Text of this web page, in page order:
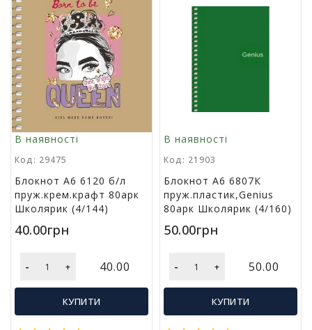
В наявності
Код: 29475
Блокнот А6 6120 б/л
пруж.крем.крафт 80арк
Школярик (4/144)
40.00грн
- + 40.00
КУПИТИ
В наявності
Код: 21903
Блокнот А6 6807К
пруж.пластик,Genius
80арк Школярик (4/160)
50.00грн
- + 50.00
КУПИТИ